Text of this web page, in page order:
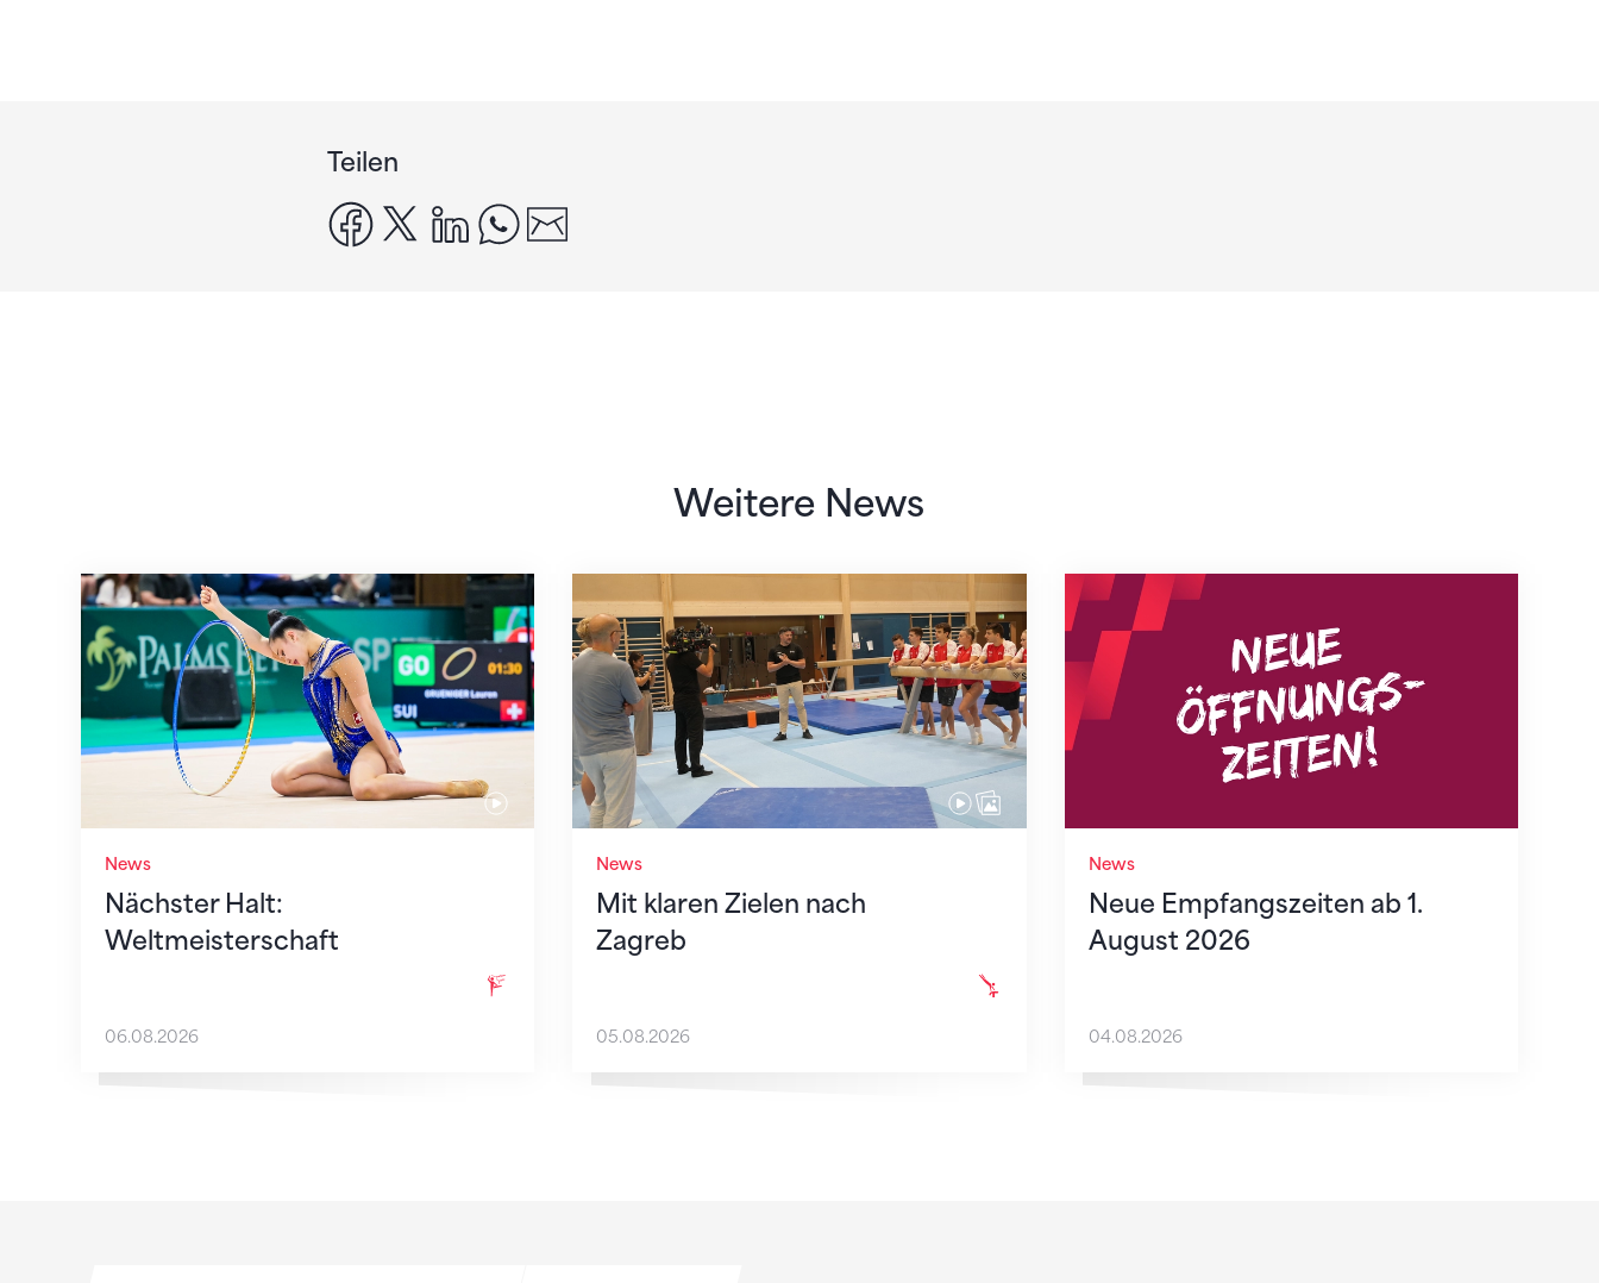
Teilen
facebook
x linkedinwhatsapp
Weitere News
News
Nächster Halt:
Weltmeisterschaft
Nächster Halt: Weltmeisterschaft
06.08.2026
News
Mit klaren Zielen nach
Zagreb
Mit klaren Zielen nach Zagreb
05.08.2026
News
Neue Empfangszeiten ab 1.
August 2026
Neue Empfangszeiten ab 1. August 2026
04.08.2026